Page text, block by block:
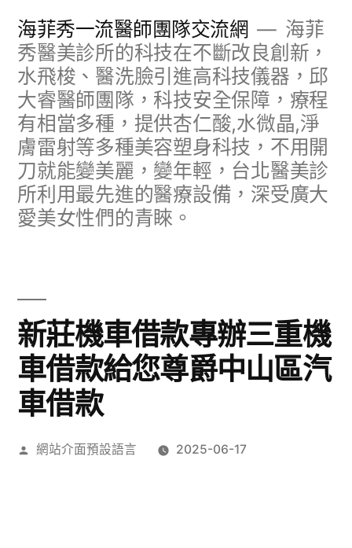
海菲秀一流醫師團隊交流網
海菲
秀醫美診所的科技在不斷改良創新，
水飛梭、醫洗臉引進高科技儀器，邱
大睿醫師團隊，科技安全保障，療程
有相當多種，提供杏仁酸,水微晶,淨
膚雷射等多種美容塑身科技，不用開
刀就能變美麗，變年輕，台北醫美診
所利用最先進的醫療設備，深受廣大
愛美女性們的青睞。
新莊機車借款專辦三重機
車借款給您尊爵中山區汽
車借款
作
網站介面預設語言 2025-06-17